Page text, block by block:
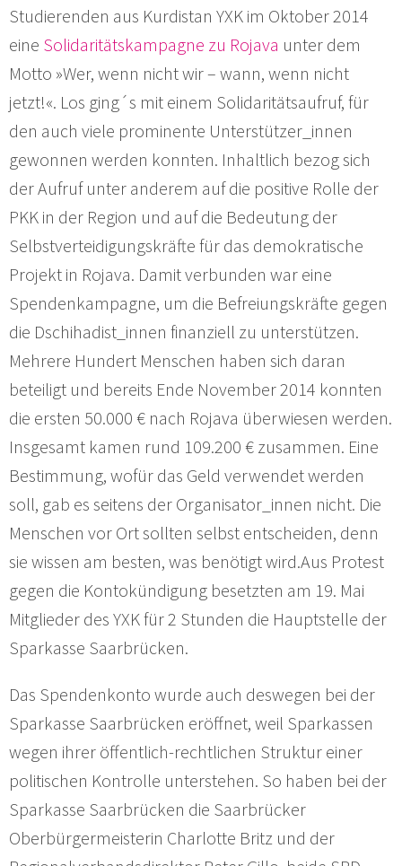
Studierenden aus Kurdistan YXK im Oktober 2014
eine Solidaritätskampagne zu Rojava unter dem
Motto »Wer, wenn nicht wir – wann, wenn nicht
jetzt!«. Los ging´s mit einem Solidaritätsaufruf, für
den auch viele prominente Unterstützer_innen
gewonnen werden konnten. Inhaltlich bezog sich
der Aufruf unter anderem auf die positive Rolle der
PKK in der Region und auf die Bedeutung der
Selbstverteidigungskräfte für das demokratische
Projekt in Rojava. Damit verbunden war eine
Spendenkampagne, um die Befreiungskräfte gegen
die Dschihadist_innen finanziell zu unterstützen.
Mehrere Hundert Menschen haben sich daran
beteiligt und bereits Ende November 2014 konnten
die ersten 50.000 € nach Rojava überwiesen werden.
Insgesamt kamen rund 109.200 € zusammen. Eine
Bestimmung, wofür das Geld verwendet werden
soll, gab es seitens der Organisator_innen nicht. Die
Menschen vor Ort sollten selbst entscheiden, denn
sie wissen am besten, was benötigt wird.Aus Protest
gegen die Kontokündigung besetzten am 19. Mai
Mitglieder des YXK für 2 Stunden die Hauptstelle der
Sparkasse Saarbrücken.
Das Spendenkonto wurde auch deswegen bei der
Sparkasse Saarbrücken eröffnet, weil Sparkassen
wegen ihrer öffentlich-rechtlichen Struktur einer
politischen Kontrolle unterstehen. So haben bei der
Sparkasse Saarbrücken die Saarbrücker
Oberbürgermeisterin Charlotte Britz und der